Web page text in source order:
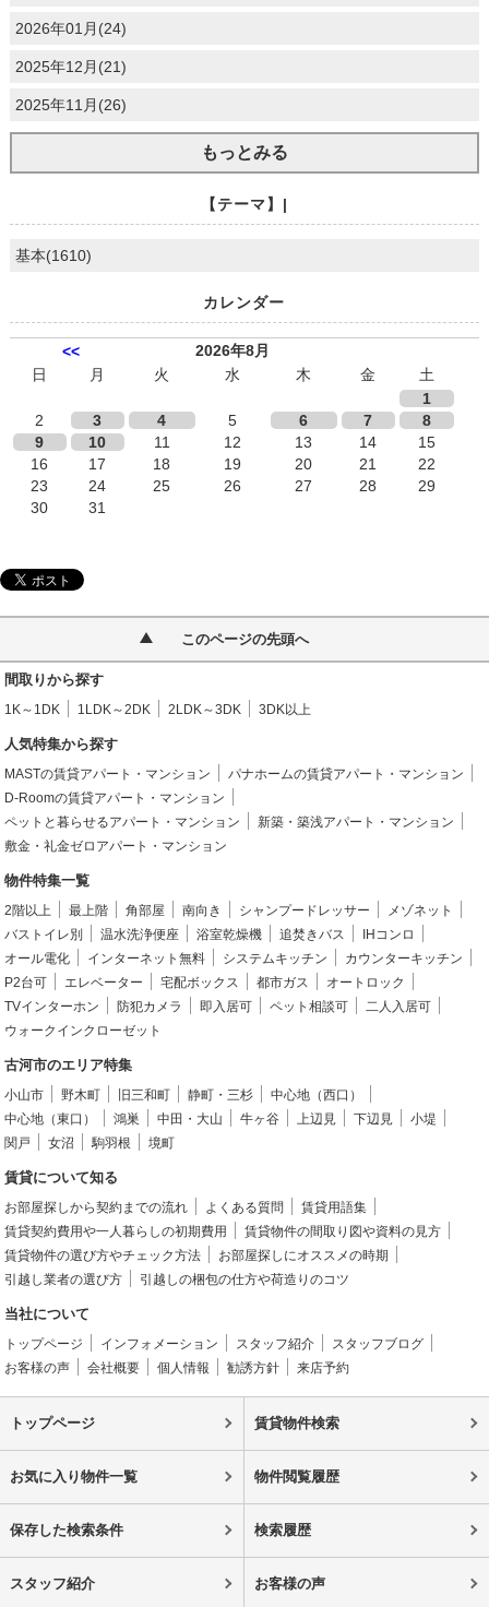
2026年01月(24)
2025年12月(21)
2025年11月(26)
もっとみる
【テーマ】|
基本(1610)
カレンダー
<<
2026年8月
日
月 火 水 木 金
土
1
2
3 4 5 6 7
8
9
10 11 12 13 14
15
16
17 18 19 20 21
22
23
24 25 26 27 28
29
30
31
このページの先頭へ
間取りから探す
1K～1DK 1LDK～2DK 2LDK～3DK 3DK以上
人気特集から探す
MASTの賃貸アパート・マンション
パナホームの賃貸アパート・マンション
D-Roomの賃貸アパート・マンション
ペットと暮らせるアパート・マンション
新築・築浅アパート・マンション
敷金・礼金ゼロアパート・マンション
物件特集一覧
2階以上 最上階 角部屋 南向き シャンプードレッサー
メゾネット
バストイレ別
温水洗浄便座 浴室乾燥機 追焚きバス
IHコンロ
オール電化
インターネット無料 システムキッチン
カウンターキッチン
P2台可
エレベーター 宅配ボックス 都市ガス
オートロック
TVインターホン
防犯カメラ 即入居可 ペット相談可
二人入居可
ウォークインクローゼット
古河市のエリア特集
小山市 野木町 旧三和町 静町・三杉
中心地（西口）
中心地（東口）
鴻巣 中田・大山 牛ヶ谷 上辺見 下辺見
小堤
関戸
女沼 駒羽根 境町
賃貸について知る
お部屋探しから契約までの流れ よくある質問
賃貸用語集
賃貸契約費用や一人暮らしの初期費用
賃貸物件の間取り図や資料の見方
賃貸物件の選び方やチェック方法
お部屋探しにオススメの時期
引越し業者の選び方
引越しの梱包の仕方や荷造りのコツ
当社について
トップページ インフォメーション スタッフ紹介
スタッフブログ
お客様の声
会社概要 個人情報 勧誘方針 来店予約
トップページ 賃貸物件検索
お気に入り物件一覧 物件閲覧履歴
保存した検索条件 検索履歴
スタッフ紹介 お客様の声